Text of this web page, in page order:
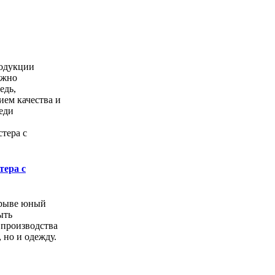
качества и
с
юный
но и одежду.